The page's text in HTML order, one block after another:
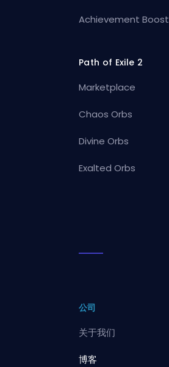
Achievement Boost
Path of Exile 2
Marketplace
Chaos Orbs
Divine Orbs
Exalted Orbs
公司
关于我们
博客